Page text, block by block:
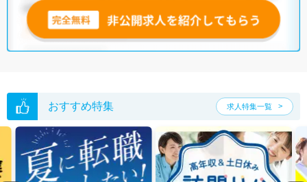
おすすめ特集 求人特集一覧